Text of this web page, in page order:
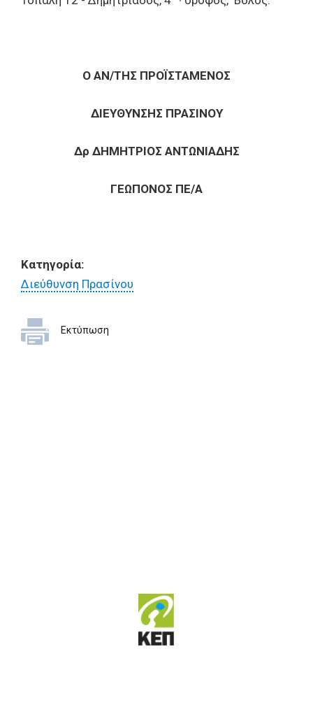
Ο ΑΝ/ΤΗΣ ΠΡΟΪΣΤΑΜΕΝΟΣ
ΔΙΕΥΘΥΝΣΗΣ ΠΡΑΣΙΝΟΥ
Δρ ΔΗΜΗΤΡΙΟΣ ΑΝΤΩΝΙΑΔΗΣ
ΓΕΩΠΟΝΟΣ ΠΕ/Α
Κατηγορία:
Διεύθυνση Πρασίνου
Εκτύπωση